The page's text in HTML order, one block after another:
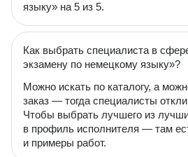
языку» на 5 из 5.
Как выбрать специалиста в
экзамену по немецкому языку»?
Можно искать по каталогу, а
заказ — тогда специалисты
Чтобы выбрать лучшего из
в профиль исполнителя — там
и примеры работ.